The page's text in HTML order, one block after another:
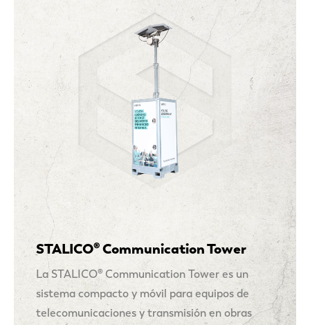
STALICO® Communication Tower
La STALICO® Communication Tower es un
sistema compacto y móvil para equipos de
telecomunicaciones y transmisión en obras